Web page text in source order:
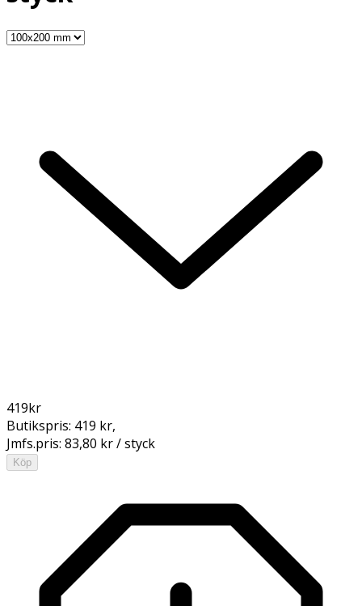
419kr
Butikspris: 419 kr,
Jmfs.pris: 83,80 kr / styck
Köp